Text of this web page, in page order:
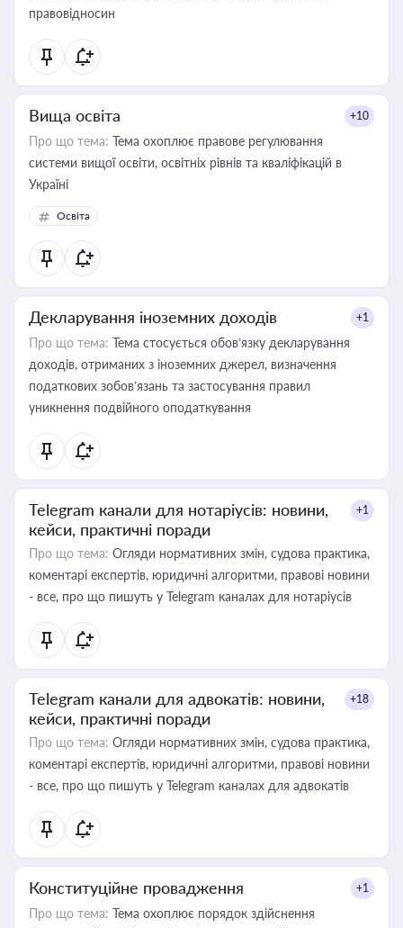
правовідносин
Вища освіта +10
Про що тема: Тема охоплює правове регулювання
системи вищої освіти, освітніх рівнів та кваліфікацій в
Україні
Освіта
Декларування іноземних доходів +1
Про що тема: Тема стосується обов’язку декларування
доходів, отриманих з іноземних джерел, визначення
податкових зобов’язань та застосування правил
уникнення подвійного оподаткування
Telegram канали для нотаріусів: новини,
кейси, практичні поради
+1
Про що тема: Огляди нормативних змін, судова практика,
коментарі експертів, юридичні алгоритми, правові новини
- все, про що пишуть у Telegram каналах для нотаріусів
Telegram канали для адвокатів: новини,
кейси, практичні поради
+18
Про що тема: Огляди нормативних змін, судова практика,
коментарі експертів, юридичні алгоритми, правові новини
- все, про що пишуть у Telegram каналах для адвокатів
Конституційне провадження +1
Про що тема: Тема охоплює порядок здійснення